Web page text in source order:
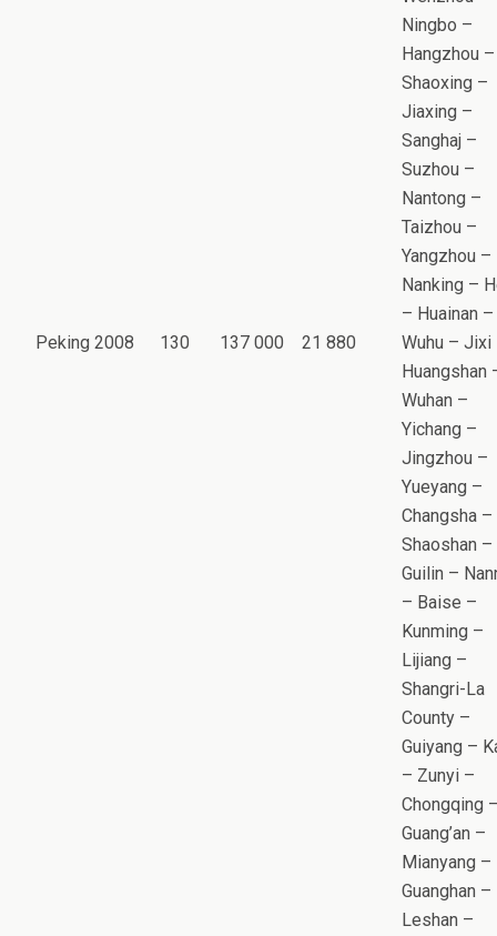
Peking 2008 130 137 000 21 880
Ningbo –
Hangzhou –
Shaoxing –
Jiaxing –
Sanghaj –
Suzhou –
Nantong –
Taizhou –
Yangzhou –
Nanking –
– Huainan –
Wuhu – Jixi
Huangshan
Wuhan –
Yichang –
Jingzhou –
Yueyang –
Changsha –
Shaoshan –
Guilin –
– Baise –
Kunming –
Lijiang –
Shangri-La
County –
Guiyang –
– Zunyi –
Chongqing
Guang’an –
Mianyang –
Guanghan –
Leshan –